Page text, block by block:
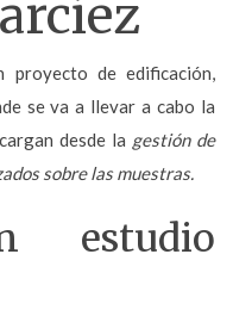
de edificación,
se va a llevar a cabo la
desde la gestión de
sobre las muestras.
estudio